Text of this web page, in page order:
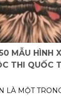
MẪU HÌNH
THI QUỐC
LÀ MỘT